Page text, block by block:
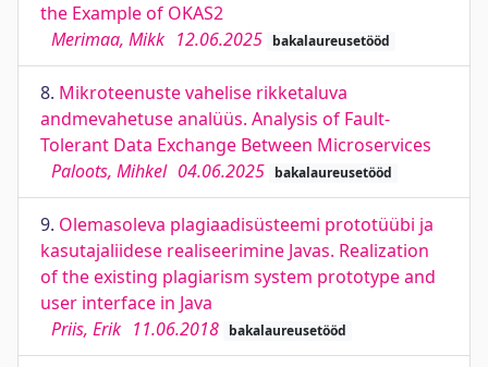
the Example of OKAS2
Merimaa, Mikk 12.06.2025 bakalaureusetööd
8. Mikroteenuste vahelise rikketaluva
andmevahetuse analüüs. Analysis of Fault-
Tolerant Data Exchange Between Microservices
Paloots, Mihkel 04.06.2025 bakalaureusetööd
9. Olemasoleva plagiaadisüsteemi prototüübi ja
kasutajaliidese realiseerimine Javas. Realization
of the existing plagiarism system prototype and
user interface in Java
Priis, Erik 11.06.2018 bakalaureusetööd